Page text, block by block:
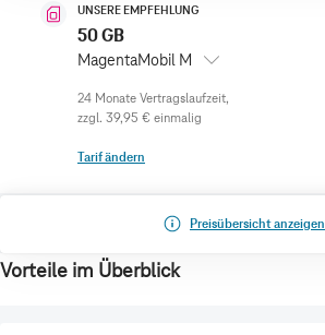
UNSERE EMPFEHLUNG
50 GB
MagentaMobil M
zzgl. 39,95 € einmalig
Tarif ändern
Preisübersicht anzeigen
Vorteile im Überblick